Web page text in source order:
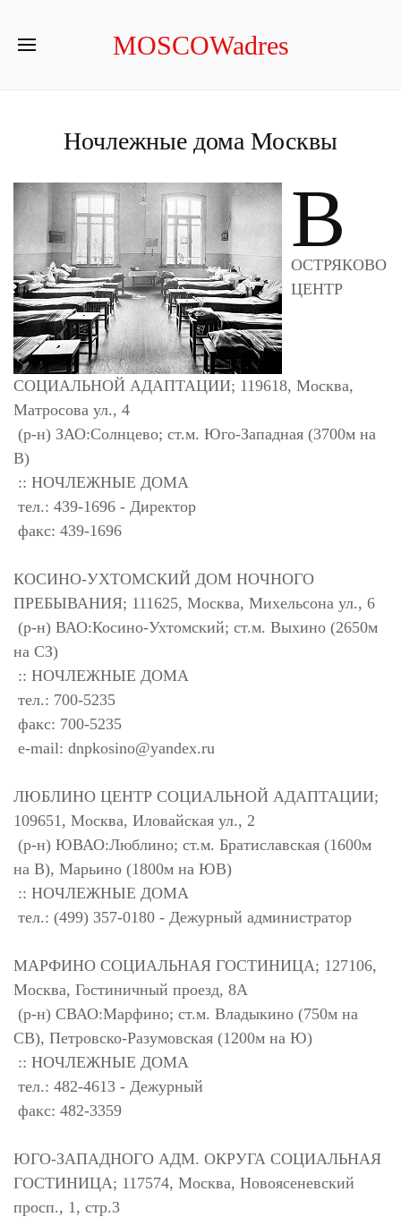
MOSCOWadres
Ночлежные дома Москвы
В
ОСТРЯКОВО
ЦЕНТР
СОЦИАЛЬНОЙ АДАПТАЦИИ; 119618, Москва,
Матросова ул., 4
(р-н) ЗАО:Солнцево; ст.м. Юго-Западная (3700м на
В)
:: НОЧЛЕЖНЫЕ ДОМА
тел.: 439-1696 - Директор
факс: 439-1696
КОСИНО-УХТОМСКИЙ ДОМ НОЧНОГО
ПРЕБЫВАНИЯ; 111625, Москва, Михельсона ул., 6
(р-н) ВАО:Косино-Ухтомский; ст.м. Выхино (2650м
на СЗ)
:: НОЧЛЕЖНЫЕ ДОМА
тел.: 700-5235
факс: 700-5235
e-mail: dnpkosino@yandex.ru
ЛЮБЛИНО ЦЕНТР СОЦИАЛЬНОЙ АДАПТАЦИИ;
109651, Москва, Иловайская ул., 2
(р-н) ЮВАО:Люблино; ст.м. Братиславская (1600м
на В), Марьино (1800м на ЮВ)
:: НОЧЛЕЖНЫЕ ДОМА
тел.: (499) 357-0180 - Дежурный администратор
МАРФИНО СОЦИАЛЬНАЯ ГОСТИНИЦА; 127106,
Москва, Гостиничный проезд, 8А
(р-н) СВАО:Марфино; ст.м. Владыкино (750м на
СВ), Петровско-Разумовская (1200м на Ю)
:: НОЧЛЕЖНЫЕ ДОМА
тел.: 482-4613 - Дежурный
факс: 482-3359
ЮГО-ЗАПАДНОГО АДМ. ОКРУГА СОЦИАЛЬНАЯ
ГОСТИНИЦА; 117574, Москва, Новоясеневский
просп., 1, стр.3